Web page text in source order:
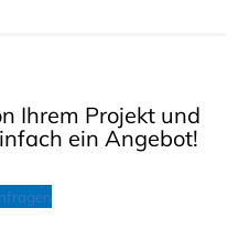
Ihrem Projekt und
ein Angebot!